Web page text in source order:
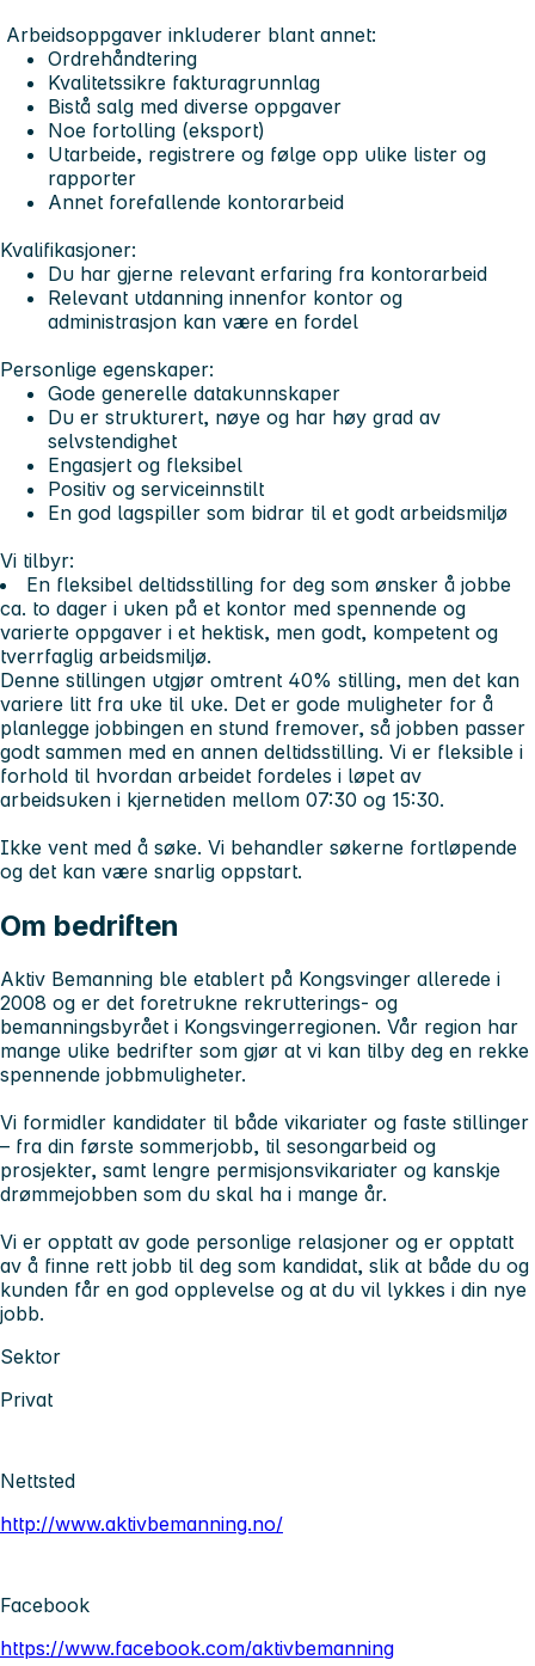
Arbeidsoppgaver inkluderer blant annet:
Ordrehåndtering
Kvalitetssikre fakturagrunnlag
Bistå salg med diverse oppgaver
Noe fortolling (eksport)
Utarbeide, registrere og følge opp ulike lister og
rapporter
Annet forefallende kontorarbeid
Kvalifikasjoner:
Du har gjerne relevant erfaring fra kontorarbeid
Relevant utdanning innenfor kontor og
administrasjon kan være en fordel
Personlige egenskaper:
Gode generelle datakunnskaper
Du er strukturert, nøye og har høy grad av
selvstendighet
Engasjert og fleksibel
Positiv og serviceinnstilt
En god lagspiller som bidrar til et godt arbeidsmiljø
Vi tilbyr:
En fleksibel deltidsstilling for deg som ønsker å jobbe
ca. to dager i uken på et kontor med spennende og
varierte oppgaver i et hektisk, men godt, kompetent og
tverrfaglig arbeidsmiljø.
Denne stillingen utgjør omtrent 40% stilling, men det kan
variere litt fra uke til uke. Det er gode muligheter for å
planlegge jobbingen en stund fremover, så jobben passer
godt sammen med en annen deltidsstilling. Vi er fleksible i
forhold til hvordan arbeidet fordeles i løpet av
arbeidsuken i kjernetiden mellom 07:30 og 15:30.
Ikke vent med å søke. Vi behandler søkerne fortløpende
og det kan være snarlig oppstart.
Om bedriften
Aktiv Bemanning ble etablert på Kongsvinger allerede i
2008 og er det foretrukne rekrutterings- og
bemanningsbyrået i Kongsvingerregionen. Vår region har
mange ulike bedrifter som gjør at vi kan tilby deg en rekke
spennende jobbmuligheter.
Vi formidler kandidater til både vikariater og faste stillinger
– fra din første sommerjobb, til sesongarbeid og
prosjekter, samt lengre permisjonsvikariater og kanskje
drømmejobben som du skal ha i mange år.
Vi er opptatt av gode personlige relasjoner og er opptatt
av å finne rett jobb til deg som kandidat, slik at både du og
kunden får en god opplevelse og at du vil lykkes i din nye
jobb.
Sektor
Privat
Nettsted
http://www.aktivbemanning.no/
Facebook
https://www.facebook.com/aktivbemanning